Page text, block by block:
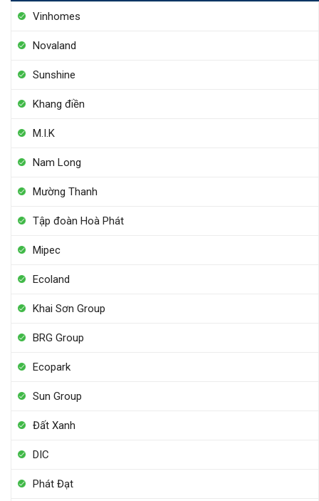
Vinhomes
Novaland
Sunshine
Khang điền
M.I.K
Nam Long
Mường Thanh
Tập đoàn Hoà Phát
Mipec
Ecoland
Khai Sơn Group
BRG Group
Ecopark
Sun Group
Đất Xanh
DIC
Phát Đạt